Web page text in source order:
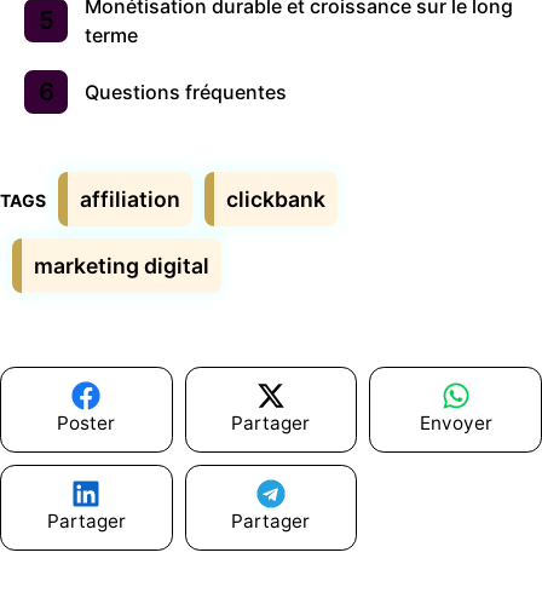
Monétisation durable et croissance sur le long
terme
Questions fréquentes
Étiquettes
affiliation clickbank
marketing digital
Poster Partager Envoyer
Partager Partager